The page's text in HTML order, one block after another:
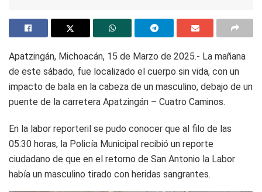
Apatzingán, Michoacán, 15 de Marzo de 2025.- La mañana
de este sábado, fue localizado el cuerpo sin vida, con un
impacto de bala en la cabeza de un masculino, debajo de un
puente de la carretera Apatzingán – Cuatro Caminos.
En la labor reporteril se pudo conocer que al filo de las
05:30 horas, la Policía Municipal recibió un reporte
ciudadano de que en el retorno de San Antonio la Labor
había un masculino tirado con heridas sangrantes.